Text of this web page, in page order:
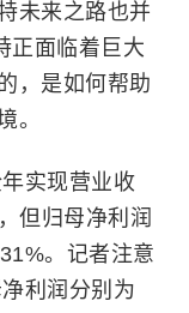
未来之路也并
正面临着巨大
，是如何帮助
。
实现营业收
但归母净利润
。记者注意
利润分别为